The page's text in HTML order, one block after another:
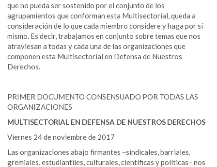
que no pueda ser sostenido por el conjunto de los
agrupamientos que conforman esta Multisectorial, queda a
consideración de lo que cada miembro considere y haga por sí
mismo. Es decir, trabajamos en conjunto sobre temas que nos
atraviesan a todas y cada una de las organizaciones que
componen esta Multisectorial en Defensa de Nuestros
Derechos.
PRIMER DOCUMENTO CONSENSUADO POR TODAS LAS
ORGANIZACIONES
MULTISECTORIAL EN DEFENSA DE NUESTROS DERECHOS
Viernes 24 de noviembre de 2017
Las organizaciones abajo firmantes –sindicales, barriales,
gremiales, estudiantiles, culturales, científicas y políticas– nos